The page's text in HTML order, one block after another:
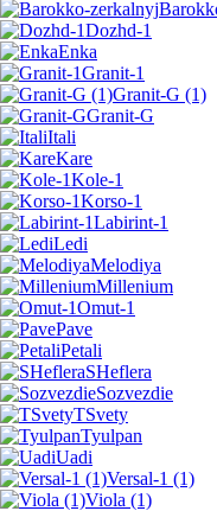
Dozhd-1
Enka
Granit-1
Granit-G (1)
Granit-G
Itali
Kare
Kole-1
Korso-1
Labirint-1
Ledi
Melodiya
Millenium
Omut-1
Pave
Petali
SHeflera
Sozvezdie
TSvety
Tyulpan
Uadi
Versal-1 (1)
Viola (1)